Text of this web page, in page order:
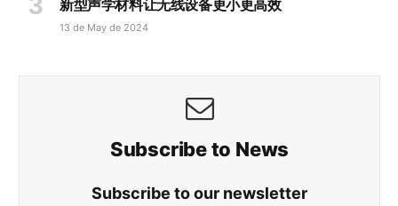
新型声学材料让无线设备更小更高效
13 de May de 2024
Subscribe to News
Subscribe to our newsletter